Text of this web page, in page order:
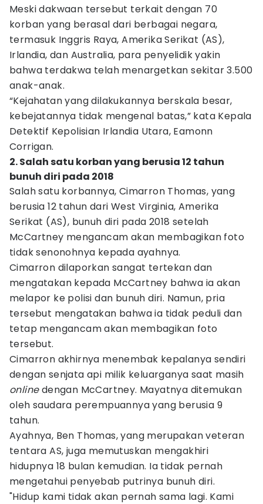
Meski dakwaan tersebut terkait dengan 70
korban yang berasal dari berbagai negara,
termasuk Inggris Raya, Amerika Serikat (AS),
Irlandia, dan Australia, para penyelidik yakin
bahwa terdakwa telah menargetkan sekitar 3.500
anak-anak.
“Kejahatan yang dilakukannya berskala besar,
kebejatannya tidak mengenal batas,” kata Kepala
Detektif Kepolisian Irlandia Utara, Eamonn
Corrigan.
2. Salah satu korban yang berusia 12 tahun
bunuh diri pada 2018
Salah satu korbannya, Cimarron Thomas, yang
berusia 12 tahun dari West Virginia, Amerika
Serikat (AS), bunuh diri pada 2018 setelah
McCartney mengancam akan membagikan foto
tidak senonohnya kepada ayahnya.
Cimarron dilaporkan sangat tertekan dan
mengatakan kepada McCartney bahwa ia akan
melapor ke polisi dan bunuh diri. Namun, pria
tersebut mengatakan bahwa ia tidak peduli dan
tetap mengancam akan membagikan foto
tersebut.
Cimarron akhirnya menembak kepalanya sendiri
dengan senjata api milik keluarganya saat masih
onlinedengan McCartney. Mayatnya ditemukan
oleh saudara perempuannya yang berusia 9
tahun.
Ayahnya, Ben Thomas, yang merupakan veteran
tentara AS, juga memutuskan mengakhiri
hidupnya 18 bulan kemudian. Ia tidak pernah
mengetahui penyebab putrinya bunuh diri.
"Hidup kami tidak akan pernah sama lagi. Kami